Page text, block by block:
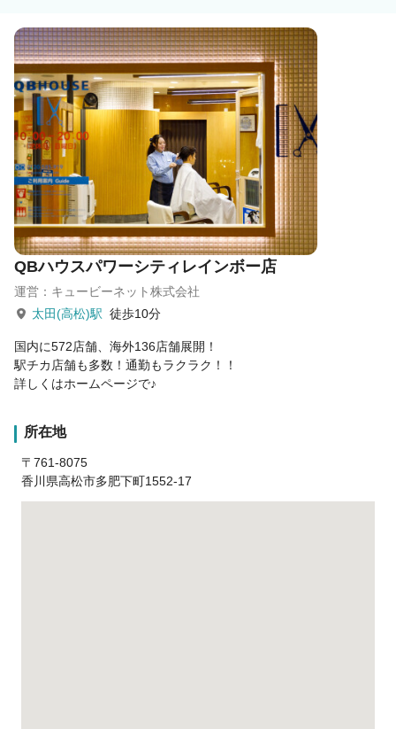
QBハウスパワーシティレインボー店
運営：キュービーネット株式会社
太田(高松)駅 徒歩10分
国内に572店舗、海外136店舗展開！
駅チカ店舗も多数！通勤もラクラク！！
詳しくはホームページで♪
所在地
〒761-8075
香川県高松市多肥下町1552-17